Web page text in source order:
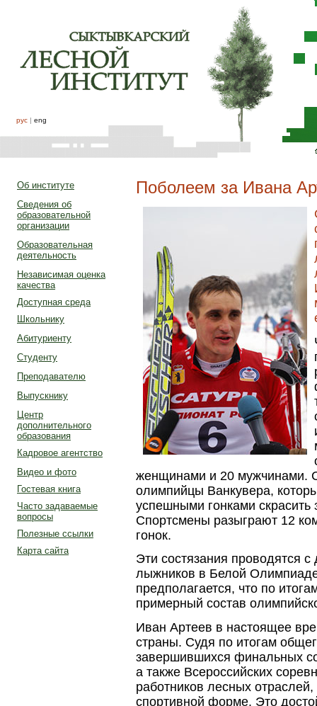
рус | eng
Об институте
Сведения об
образовательной
организации
Образовательная
деятельность
Независимая оценка
качества
Доступная среда
Школьнику
Абитуриенту
Студенту
Преподавателю
Выпускнику
Центр
дополнительного
образования
Кадровое агентство
Видео и фото
Гостевая книга
Часто задаваемые
вопросы
Полезные ссылки
Карта сайта
Поболеем за Ивана
женщинами и 20 мужчинами.
олимпийцы Ванкувера,
успешными гонками
Спортсмены разыграют 12
гонок.
Эти состязания проводятся
лыжников в Белой
предполагается, что по
примерный состав
Иван Артеев в настоящее
страны. Судя по итогам
завершившихся финальных
а также Всероссийских
работников лесных
спортивной форме. Это